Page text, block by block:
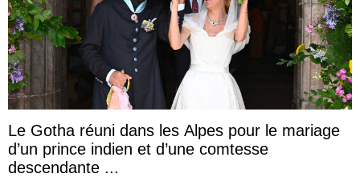
Le Gotha réuni dans les Alpes pour le mariage
d’un prince indien et d’une comtesse
descendante ...